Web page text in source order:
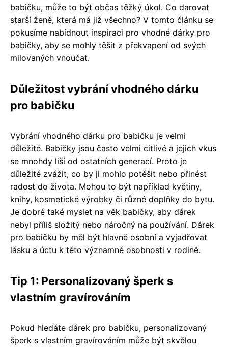
babičku, může to být občas těžký úkol. Co darovat
starší ženě, která má již všechno? V tomto článku se
pokusíme nabídnout inspiraci pro vhodné dárky pro
babičky, aby se mohly těšit z překvapení od svých
milovaných vnoučat.
Důležitost vybrání vhodného dárku
pro babičku
Vybrání vhodného dárku pro babičku je velmi
důležité. Babičky jsou často velmi citlivé a jejich vkus
se mnohdy liší od ostatních generací. Proto je
důležité zvážit, co by ji mohlo potěšit nebo přinést
radost do života. Mohou to být například květiny,
knihy, kosmetické výrobky či různé doplňky do bytu.
Je dobré také myslet na věk babičky, aby dárek
nebyl příliš složitý nebo náročný na používání. Dárek
pro babičku by měl být hlavně osobní a vyjadřovat
lásku a úctu k této významné osobnosti v rodině.
Tip 1: Personalizovaný šperk s
vlastním gravírováním
Pokud hledáte dárek pro babičku, personalizovaný
šperk s vlastním gravírováním může být skvělou